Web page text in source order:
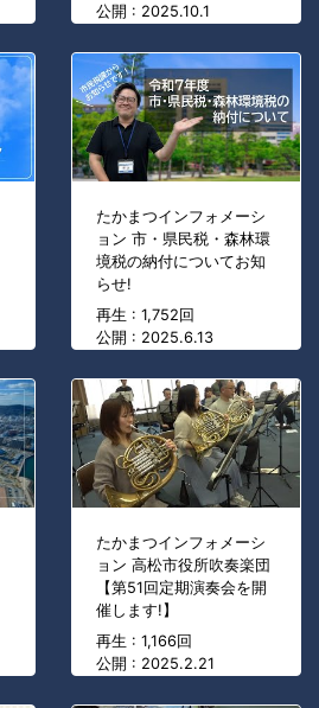
公開 : 2025.10.1
たかまつインフォメーシ
ョン 市・県民税・森林環
境税の納付についてお知
らせ!
再生 : 1,752回
公開 : 2025.6.13
たかまつインフォメーシ
ョン 高松市役所吹奏楽団
【第51回定期演奏会を開
催します!】
再生 : 1,166回
公開 : 2025.2.21